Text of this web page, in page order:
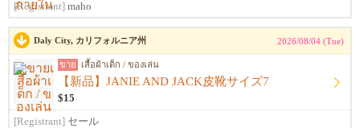
[Registrant] maho
Daly City, カリフォルニア州 2026/08/04 (Tue)
ขาย เสื้อผ้าเด็ก / ของเล่น
【新品】JANIE AND JACK皮靴サイズ7
$15
[Registrant] セール